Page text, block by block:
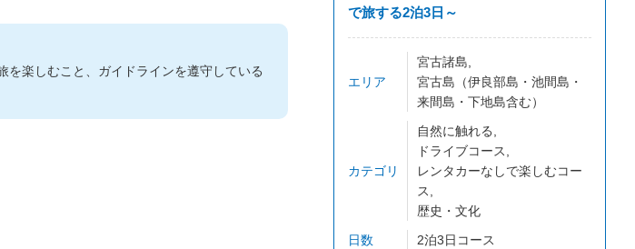
を楽しむこと、ガイドラインを遵守している
で旅する2泊3日～
エリア
宮古諸島
宮古島（伊良部島・池間島・
来間島・下地島含む）
カテゴリ
自然に触れる
ドライブコース
レンタカーなしで楽しむコー
ス
歴史・文化
日数
2泊3日コース